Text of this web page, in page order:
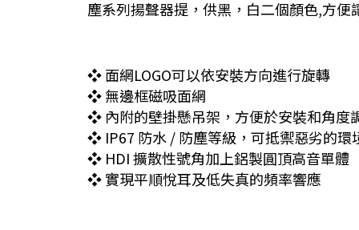
塵系列揚聲器提，供黑，白二個顏色,方
❖ 面網LOGO可以依安裝方向進行旋轉
❖ 無邊框磁吸面網
❖ 內附的壁掛懸吊架，方便於安裝和角度
❖ IP67 防水 / 防塵等級，可抵禦惡劣的環
❖ HDI 擴散性號角加上鋁製圓頂高音單體
❖ 實現平順悅耳及低失真的頻率響應